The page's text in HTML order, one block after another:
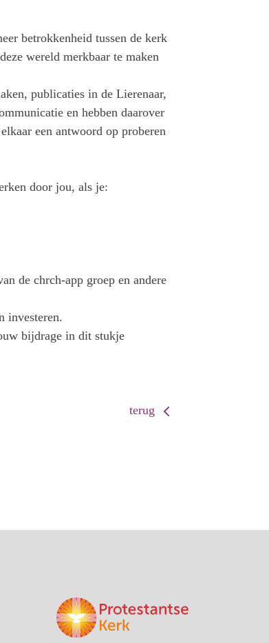
betrokkenheid tussen de kerk
wereld merkbaar te maken
publicaties in de Lierenaar,
en hebben daarover
een antwoord op proberen
door jou, als je:
de chrch-app groep en andere
investeren.
bijdrage in dit stukje
terug